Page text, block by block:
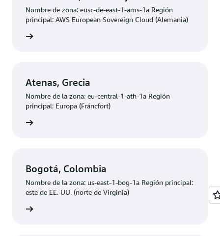
Nombre de zona: eusc-de-east-1-ams-1a Región
principal: AWS European Sovereign Cloud (Alemania)
Atenas, Grecia
Nombre de la zona: eu-central-1-ath-1a Región
principal: Europa (Fráncfort)
Bogotá, Colombia
Nombre de la zona: us-east-1-bog-1a Región principal:
este de EE. UU. (norte de Virginia)